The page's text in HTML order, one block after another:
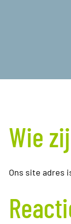
Wie
Ons site adres